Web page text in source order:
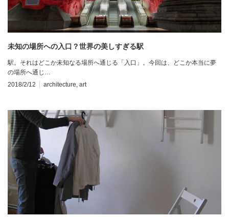
未知の場所への入口？世界の美しすぎる駅
駅。それはどこか未知なる場所へ通じる「入口」。今回は、どこか本当に夢
の場所へ通じ…
2018/2/12
architecture art